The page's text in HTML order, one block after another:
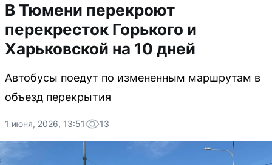
В Тюмени перекроют
перекресток Горького и
Харьковской на 10 дней
Автобусы поедут по измененным маршрутам в
объезд перекрытия
1 июня, 2026, 13:51 13